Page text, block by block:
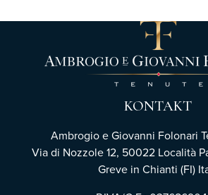
KONTAKT
Ambrogio e Giovanni Folonari
Via di Nozzole 12, 50022 Località
Greve in Chianti (FI)